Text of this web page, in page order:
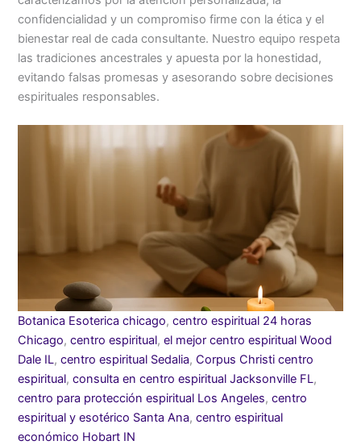
confidencialidad y un compromiso firme con la ética y el
bienestar real de cada consultante. Nuestro equipo respeta
las tradiciones ancestrales y apuesta por la honestidad,
evitando falsas promesas y asesorando sobre decisiones
espirituales responsables.
Botanica Esoterica chicago,centro espiritual 24 horas
Chicago,centro espiritual,el mejor centro espiritual Wood
Dale IL,centro espiritual Sedalia,Corpus Christi centro
espiritual,consulta en centro espiritual Jacksonville FL,
centro para protección espiritual Los Angeles,centro
espiritual y esotérico Santa Ana,centro espiritual
económico Hobart IN